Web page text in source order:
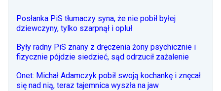
Posłanka PiS tłumaczy syna, że nie pobił byłej
dziewczyny, tylko szarpnął i opluł
Były radny PiS znany z dręczenia żony psychicznie i
fizycznie pójdzie siedzieć, sąd odrzucił zażalenie
Onet: Michał Adamczyk pobił swoją kochankę i znęcał
się nad nią, teraz tajemnica wyszła na jaw